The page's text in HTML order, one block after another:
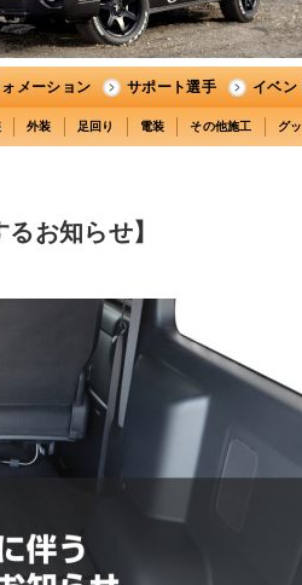
メーション サポート選手 イベン
外装 足回り 電装 その他施工 グ
お知らせ】